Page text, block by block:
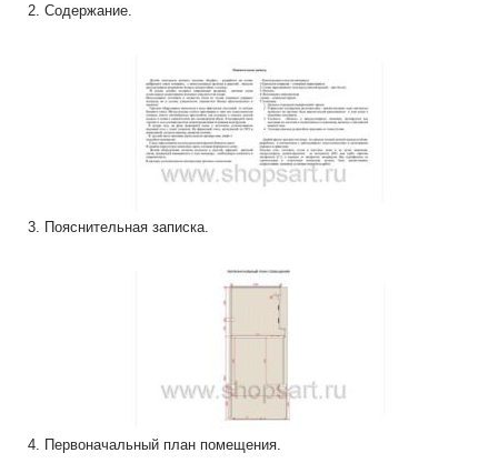
2. Содержание.
3. Пояснительная записка.
4. Первоначальный план помещения.